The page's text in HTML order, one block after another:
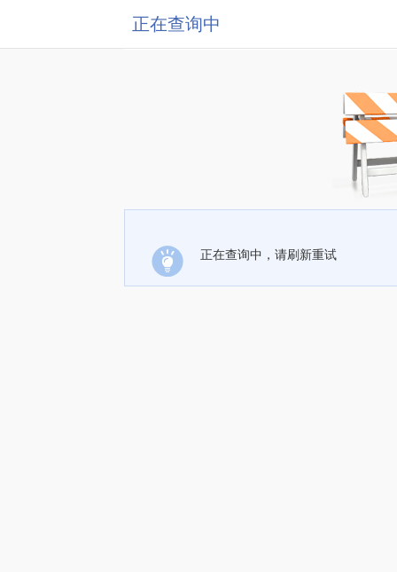
正在查询中
正在查询中，请刷新重试